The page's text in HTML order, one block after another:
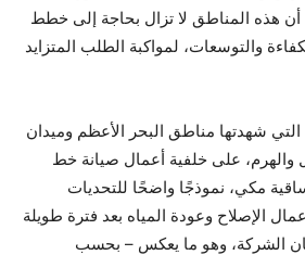
أن هذه المناطق لا تزال بحاجة إلى خطط
والتوسعات، لمواكبة الطلب المتزايد
التي شهدتها مناطق البحر الأعظم وميدان
والهرم، على خلفية أعمال صيانة خط
ساقية مكي، نموذجًا واضحًا للتحديات
الإصلاح وعودة المياه بعد فترة طويلة
الشركة، وهو ما يعكس – بحسب